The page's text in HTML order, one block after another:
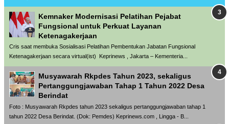
Kemnaker Modernisasi Pelatihan Pejabat
Fungsional untuk Perkuat Layanan
Ketenagakerjaan
Cris saat membuka Sosialisasi Pelatihan Pembentukan Jabatan Fungsional
Ketenagakerjaan secara virtual(ist) Keprinews , Jakarta – Kementeria...
Musyawarah Rkpdes Tahun 2023, sekaligus
Pertanggungjawaban Tahap 1 Tahun 2022 Desa
Berindat
Foto : Musyawarah Rkpdes tahun 2023 sekaligus pertanggungjawaban tahap 1
tahun 2022 Desa Berindat. (Dok: Pemdes) Keprinews.com , Lingga - B...